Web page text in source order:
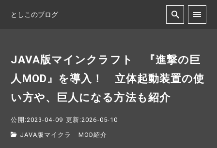
としこのブログ
JAVA版マインクラフト 『進撃の巨
人MOD』を導入！ 立体起動装置の使
い方や、巨人になる方法も紹介
公開:2023-04-09 更新:2026-05-10
JAVA版マイクラ MOD紹介